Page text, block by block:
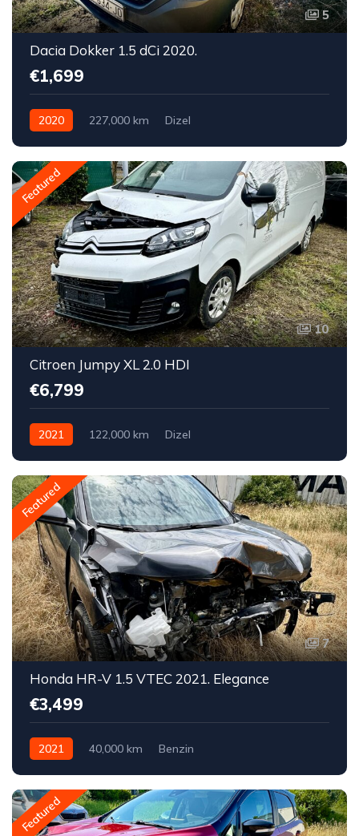
5
Dacia Dokker 1.5 dCi 2020.
€1,699
2020 227,000 km Dizel
Featured
10
Citroen Jumpy XL 2.0 HDI
€6,799
2021 122,000 km Dizel
Featured
7
Honda HR-V 1.5 VTEC 2021. Elegance
€3,499
2021 40,000 km Benzin
Featured